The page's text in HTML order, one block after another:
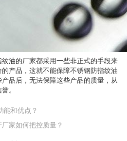
油的厂家都采用一些非正式的手段来
产品，这就不能保障不锈钢防指纹油
品后，无法保障这些产品的质量，从
。
能和优点？
家如何把控质量？